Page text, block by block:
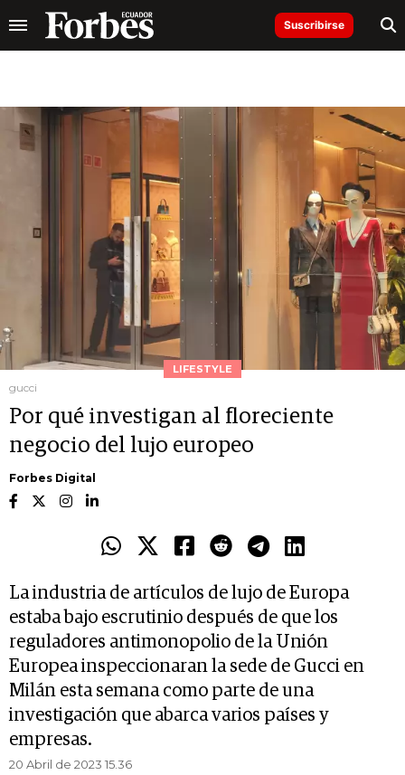
Suscribirse
LIFESTYLE
gucci
Por qué investigan al floreciente
negocio del lujo europeo
Forbes Digital
La industria de artículos de lujo de Europa
estaba bajo escrutinio después de que los
reguladores antimonopolio de la Unión
Europea inspeccionaran la sede de Gucci en
Milán esta semana como parte de una
investigación que abarca varios países y
empresas.
20 Abril de 2023 15.36